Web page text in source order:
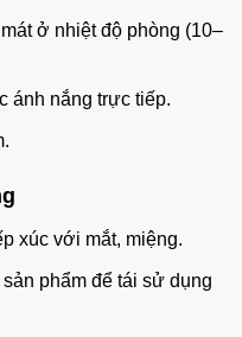
ở nhiệt độ phòng (10–
ánh nắng trực tiếp.
xúc với mắt, miệng.
phẩm để tái sử dụng